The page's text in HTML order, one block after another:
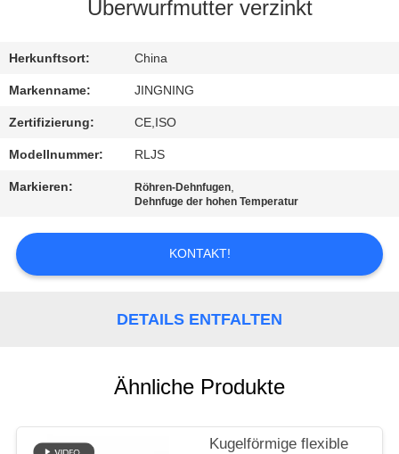
AUSFLUG
QUALITÄTSKONTROLLE
TRETEN
SIE
MIT
IN
VERBINDUNG
NACHRICHTEN
FORDERN
ZITAT
Überwurfmutter verzinkt
Herkunftsort: China
Markenname: JINGNING
Zertifizierung: CE,ISO
Modellnummer: RLJS
Markieren: Röhren-Dehnfugen,
Dehnfuge der hohen Temperatur
KONTAKT!
DETAILS ENTFALTEN
Ähnliche Produkte
Kugelförmige flexible